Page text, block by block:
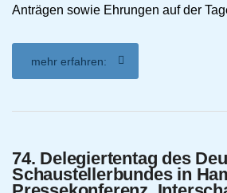
Anträgen sowie Ehrungen auf der
mehr erfahren:
74. Delegiertentag des
Schaustellerbundes in